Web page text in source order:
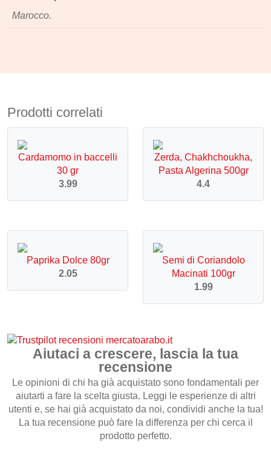
Marocco.
Prodotti correlati
Cardamomo in baccelli
30 gr
3.99
Zerda, Chakhchoukha,
Pasta Algerina 500gr
4.4
Paprika Dolce 80gr
2.05
Semi di Coriandolo
Macinati 100gr
1.99
Aiutaci a crescere, lascia la tua
recensione
Le opinioni di chi ha già acquistato sono fondamentali per
aiutarti a fare la scelta giusta. Leggi le esperienze di altri
utenti e, se hai già acquistato da noi, condividi anche la tua!
La tua recensione può fare la differenza per chi cerca il
prodotto perfetto.